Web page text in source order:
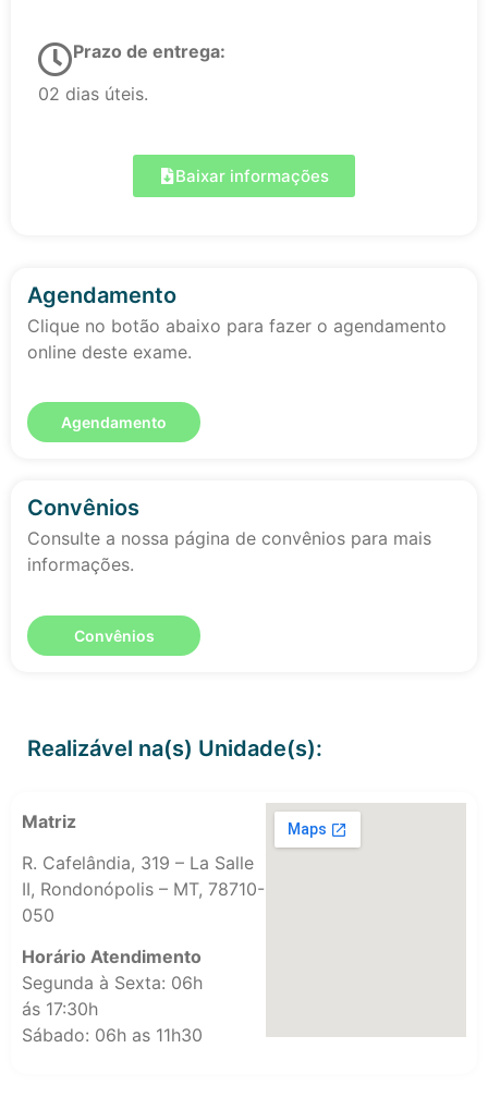
Prazo de entrega:
02 dias úteis.
Baixar informações
Agendamento
Clique no botão abaixo para fazer o agendamento
online deste exame.
Agendamento
Convênios
Consulte a nossa página de convênios para mais
informações.
Convênios
Realizável na(s) Unidade(s):
Matriz
R. Cafelândia, 319 – La Salle
II, Rondonópolis – MT, 78710-
050
Horário Atendimento
Segunda à Sexta: 06h
ás 17:30h
Sábado: 06h as 11h30